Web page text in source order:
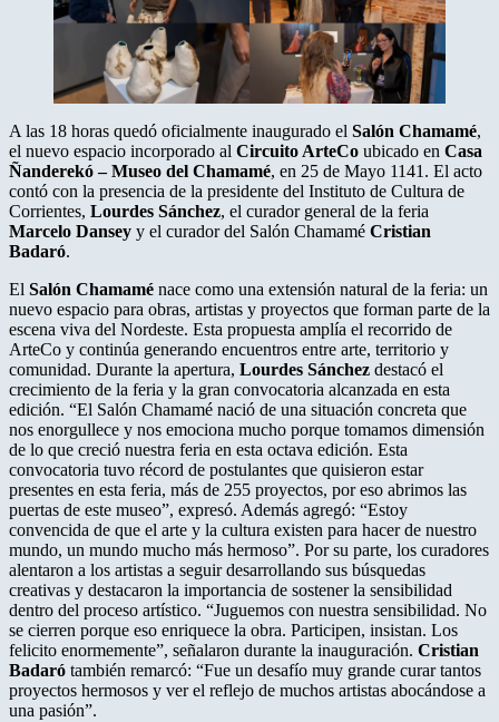
A las 18 horas quedó oficialmente inaugurado el Salón Chamamé,
el nuevo espacio incorporado al Circuito ArteCo ubicado en Casa
Ñanderekó – Museo del Chamamé, en 25 de Mayo 1141. El acto
contó con la presencia de la presidente del Instituto de Cultura de
Corrientes, Lourdes Sánchez, el curador general de la feria
Marcelo Dansey y el curador del Salón Chamamé Cristian
Badaró.
El Salón Chamamé nace como una extensión natural de la feria: un
nuevo espacio para obras, artistas y proyectos que forman parte de la
escena viva del Nordeste. Esta propuesta amplía el recorrido de
ArteCo y continúa generando encuentros entre arte, territorio y
comunidad. Durante la apertura, Lourdes Sánchez destacó el
crecimiento de la feria y la gran convocatoria alcanzada en esta
edición. “El Salón Chamamé nació de una situación concreta que
nos enorgullece y nos emociona mucho porque tomamos dimensión
de lo que creció nuestra feria en esta octava edición. Esta
convocatoria tuvo récord de postulantes que quisieron estar
presentes en esta feria, más de 255 proyectos, por eso abrimos las
puertas de este museo”, expresó. Además agregó: “Estoy
convencida de que el arte y la cultura existen para hacer de nuestro
mundo, un mundo mucho más hermoso”. Por su parte, los curadores
alentaron a los artistas a seguir desarrollando sus búsquedas
creativas y destacaron la importancia de sostener la sensibilidad
dentro del proceso artístico. “Juguemos con nuestra sensibilidad. No
se cierren porque eso enriquece la obra. Participen, insistan. Los
felicito enormemente”, señalaron durante la inauguración. Cristian
Badaró también remarcó: “Fue un desafío muy grande curar tantos
proyectos hermosos y ver el reflejo de muchos artistas abocándose a
una pasión”.